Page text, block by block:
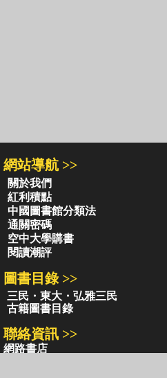
網站導航 >>
關於我們
紅利積點
中國圖書館分類法
通關密碼
空中大學購書
閱讀潮評
圖書目錄 >>
三民・東大・弘雅三民
古籍圖書目錄
聯絡資訊 >>
網路書店